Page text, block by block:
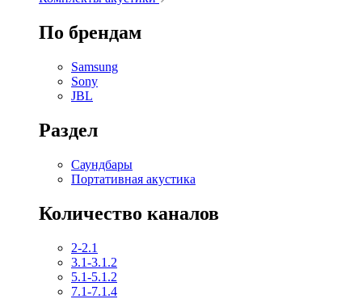
По брендам
Samsung
Sony
JBL
Раздел
Саундбары
Портативная акустика
Количество каналов
2-2.1
3.1-3.1.2
5.1-5.1.2
7.1-7.1.4